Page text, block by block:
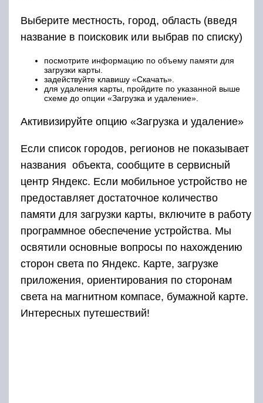
Выберите местность, город, область (введя
название в поисковик или выбрав по списку)
посмотрите информацию по объему памяти для
загрузки карты.
задействуйте клавишу «Скачать».
для удаления карты, пройдите по указанной выше
схеме до опции «Загрузка и удаление».
Активизируйте опцию «Загрузка и удаление»
Если список городов, регионов не показывает
названия объекта, сообщите в сервисный
центр Яндекс. Если мобильное устройство не
предоставляет достаточное количество
памяти для загрузки карты, включите в работу
программное обеспечение устройства. Мы
освятили основные вопросы по нахождению
сторон света по Яндекс. Карте, загрузке
приложения, ориентирования по сторонам
света на магнитном компасе, бумажной карте.
Интересных путешествий!